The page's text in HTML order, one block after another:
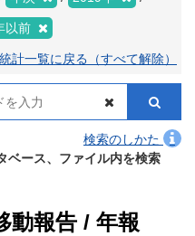
以前
計一覧に戻る（すべて解除）
検索のしかた
ベース、ファイル内を検索
動報告 / 年報